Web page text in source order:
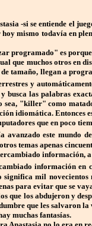
-si se entiende el
mismo todavía en
programado" es
que muchos otros en
tamaño, llegan a
y
las palabras
"killer" como
idiomática. Entonces
que en poco
este mundo
temas apenas
información en
mil
para evitar que se
que los abdujeron y
que les salvaron la
muchas fantasías.